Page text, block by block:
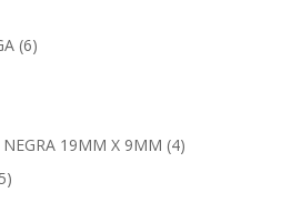
(6)
19MM X 9MM (4)